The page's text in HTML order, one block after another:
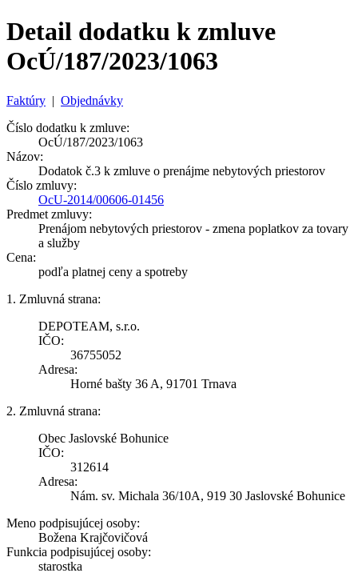
Detail dodatku k zmluve
OcÚ/187/2023/1063
Faktúry | Objednávky
Číslo dodatku k zmluve:
OcÚ/187/2023/1063
Názov:
Dodatok č.3 k zmluve o prenájme nebytových priestorov
Číslo zmluvy:
OcU-2014/00606-01456
Predmet zmluvy:
Prenájom nebytových priestorov - zmena poplatkov za tovary
a služby
Cena:
podľa platnej ceny a spotreby
1. Zmluvná strana:
DEPOTEAM, s.r.o.
IČO:
36755052
Adresa:
Horné bašty 36 A, 91701 Trnava
2. Zmluvná strana:
Obec Jaslovské Bohunice
IČO:
312614
Adresa:
Nám. sv. Michala 36/10A, 919 30 Jaslovské Bohunice
Meno podpisujúcej osoby:
Božena Krajčovičová
Funkcia podpisujúcej osoby:
starostka